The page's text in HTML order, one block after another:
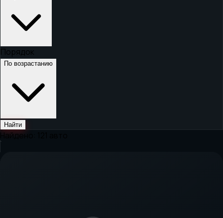
Порядок
По возрастанию
Найти
Найдено: